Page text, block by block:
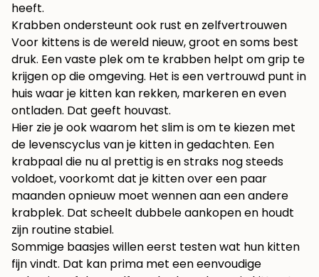
heeft.
Krabben ondersteunt ook rust en zelfvertrouwen
Voor kittens is de wereld nieuw, groot en soms best
druk. Een vaste plek om te krabben helpt om grip te
krijgen op die omgeving. Het is een vertrouwd punt in
huis waar je kitten kan rekken, markeren en even
ontladen. Dat geeft houvast.
Hier zie je ook waarom het slim is om te kiezen met
de levenscyclus van je kitten in gedachten. Een
krabpaal die nu al prettig is en straks nog steeds
voldoet, voorkomt dat je kitten over een paar
maanden opnieuw moet wennen aan een andere
krabplek. Dat scheelt dubbele aankopen en houdt
zijn routine stabiel.
Sommige baasjes willen eerst testen wat hun kitten
fijn vindt. Dat kan prima met een eenvoudige